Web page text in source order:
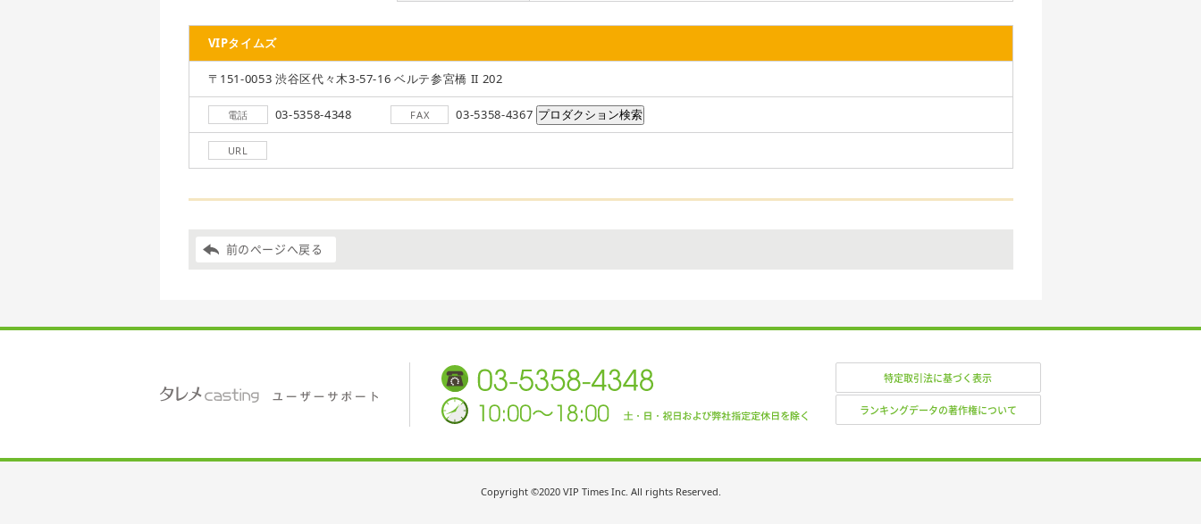
VIPタイムズ
〒151-0053 渋谷区代々木3-57-16 ベルテ参宮橋 II 202
電話 03-5358-4348 FAX 03-5358-4367
URL
前のページへ戻る
特定取引法に基づく表示
ランキングデータの著作権について
Copyright ©2020 VIP Times Inc. All rights Reserved.